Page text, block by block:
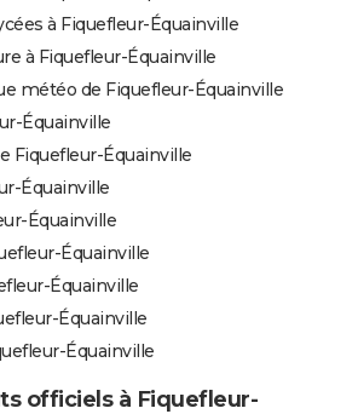
à Fiquefleur-Équainville
à Fiquefleur-Équainville
météo de Fiquefleur-Équainville
Équainville
Fiquefleur-Équainville
Équainville
Équainville
Équainville
Équainville
Équainville
Équainville
officiels à Fiquefleur-